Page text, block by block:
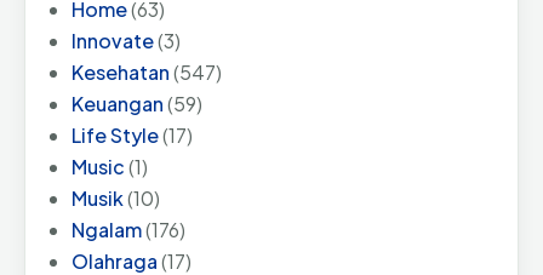
Home(63)
Innovate(3)
Kesehatan(547)
Keuangan(59)
Life Style(17)
Music(1)
Musik(10)
Ngalam(176)
Olahraga(17)